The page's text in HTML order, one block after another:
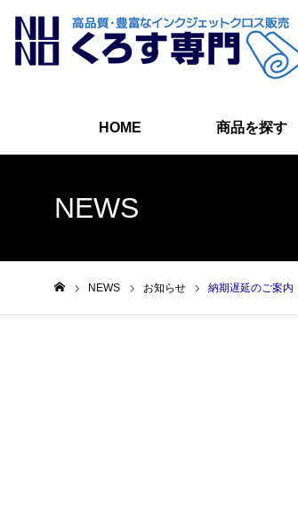
HOME 商品を探す
NEWS
NEWS お知らせ 納期遅延のご案内